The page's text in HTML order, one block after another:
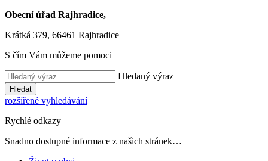
Obecní úřad Rajhradice,
Krátká 379, 66461 Rajhradice
S čím Vám můžeme pomoci
Hledaný výraz
Hledat
rozšířené vyhledávání
Rychlé odkazy
Snadno dostupné informace z našich stránek…